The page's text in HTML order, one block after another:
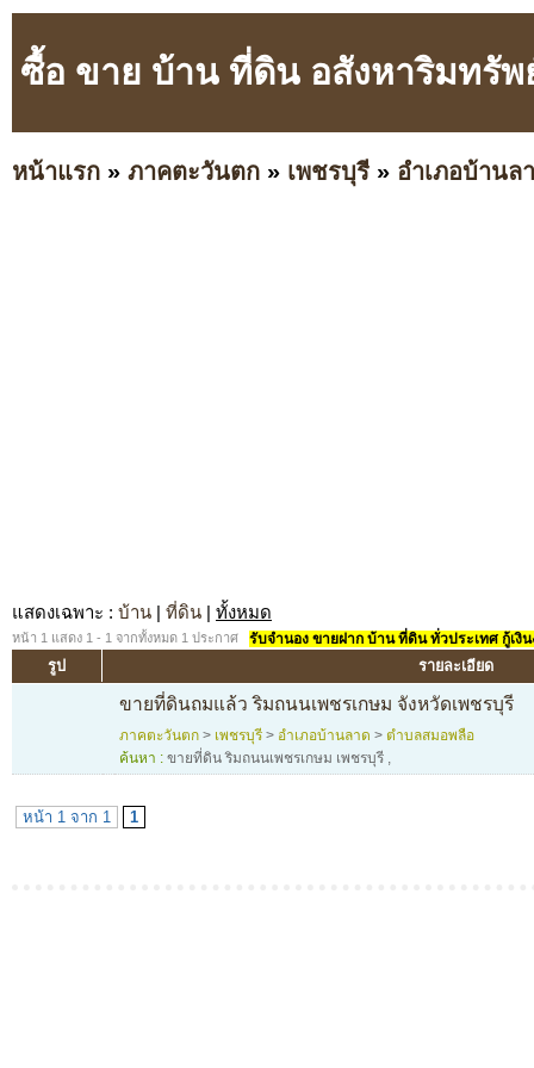
ซื้อ ขาย บ้าน ที่ดิน อสังหาริมทรัพ
หน้าแรก » ภาคตะวันตก » เพชรบุรี » อำเภอบ้านล
แสดงเฉพาะ : บ้าน | ที่ดิน | ทั้งหมด
หน้า 1 แสดง 1 - 1 จากทั้งหมด 1 ประกาศ รับจำนอง ขายฝาก บ้าน ที่ดิน ทั่วประเทศ กู้เงิ
รูป รายละเอียด
ขายที่ดินถมแล้ว ริมถนนเพชรเกษม จังหวัดเพชรบุรี
ภาคตะวันตก > เพชรบุรี > อำเภอบ้านลาด > ตำบลสมอพลือ
ค้นหา : ขายที่ดิน ริมถนนเพชรเกษม เพชรบุรี ,
หน้า 1 จาก 1 1